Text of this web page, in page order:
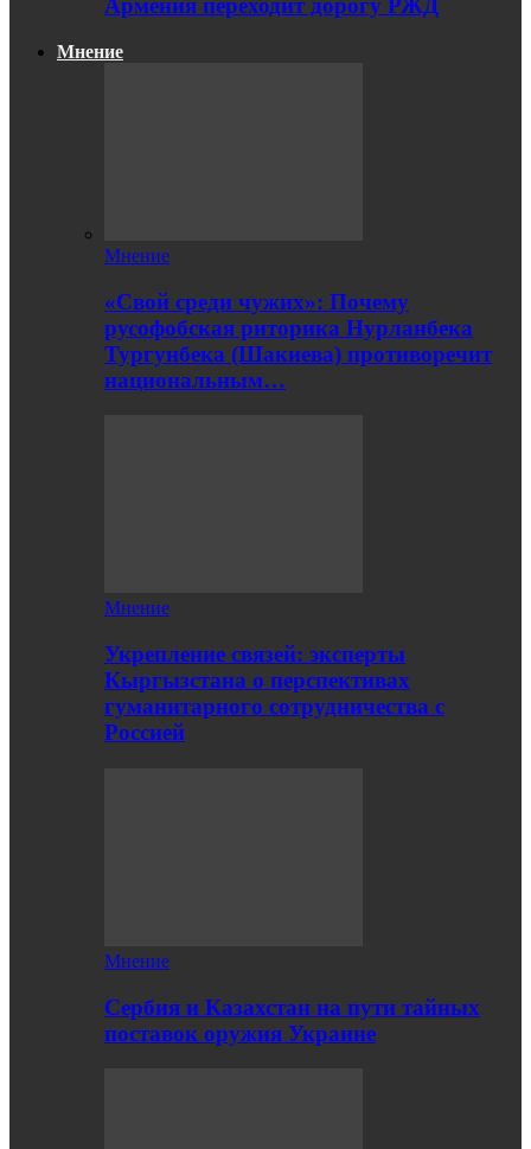
Армения переходит дорогу РЖД
Мнение
Мнение
«Свой среди чужих»: Почему
русофобская риторика Нурланбека
Тургунбека (Шакиева) противоречит
национальным…
Мнение
Укрепление связей: эксперты
Кыргызстана о перспективах
гуманитарного сотрудничества с
Россией
Мнение
Сербия и Казахстан на пути тайных
поставок оружия Украине